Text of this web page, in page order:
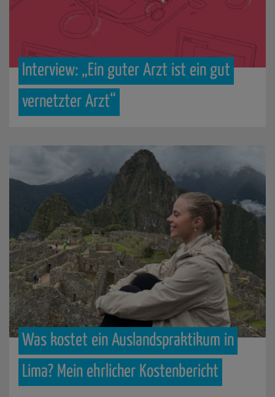
Interview: „Ein guter Arzt ist ein gut
vernetzter Arzt“
Was kostet ein Auslandspraktikum in
Lima? Mein ehrlicher Kostenbericht